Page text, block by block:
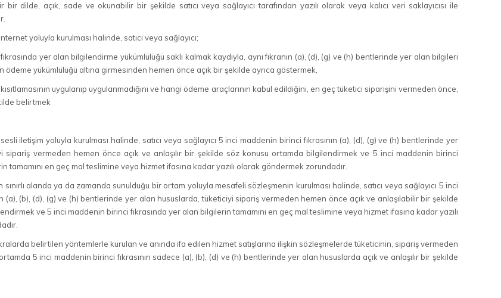
bir dilde, açık, sade ve okunabilir bir şekilde satıcı veya sağlayıcı tarafından yazılı olarak veya kalıcı veri saklayıcısı ile
yoluyla kurulması halinde, satıcı veya sağlayıcı;
yer alan bilgilendirme yükümlülüğü saklı kalmak kaydıyla, aynı fıkranın (a), (d), (g) ve (h) bentlerinde yer alan bilgileri
ödeme yükümlülüğü altına girmesinden hemen önce açık bir şekilde ayrıca göstermek,
uygulanıp uygulanmadığını ve hangi ödeme araçlarının kabul edildiğini, en geç tüketici siparişini vermeden önce,
belirtmek
iletişim yoluyla kurulması halinde, satıcı veya sağlayıcı 5 inci maddenin birinci fıkrasının (a), (d), (g) ve (h) bentlerinde yer
sipariş vermeden hemen önce açık ve anlaşılır bir şekilde söz konusu ortamda bilgilendirmek ve 5 inci maddenin birinci
tamamını en geç mal teslimine veya hizmet ifasına kadar yazılı olarak göndermek zorundadır.
alanda ya da zamanda sunulduğu bir ortam yoluyla mesafeli sözleşmenin kurulması halinde, satıcı veya sağlayıcı 5 inci
(a), (b), (d), (g) ve (h) bentlerinde yer alan hususlarda, tüketiciyi sipariş vermeden hemen önce açık ve anlaşılabilir bir şekilde
ve 5 inci maddenin birinci fıkrasında yer alan bilgilerin tamamını en geç mal teslimine veya hizmet ifasına kadar yazılı
belirtilen yöntemlerle kurulan ve anında ifa edilen hizmet satışlarına ilişkin sözleşmelerde tüketicinin, sipariş vermeden
5 inci maddenin birinci fıkrasının sadece (a), (b), (d) ve (h) bentlerinde yer alan hususlarda açık ve anlaşılır bir şekilde